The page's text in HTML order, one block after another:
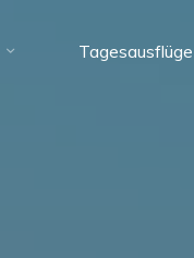
Tagesausflüge